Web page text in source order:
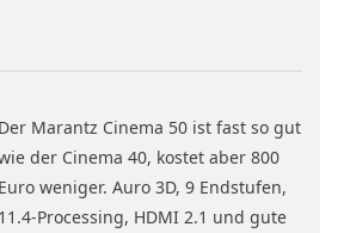
Der Marantz Cinema 50 ist fast so gut
der Cinema 40, kostet aber 800
Euro weniger. Auro 3D, 9 Endstufen,
11.4-Processing, HDMI 2.1 und gute